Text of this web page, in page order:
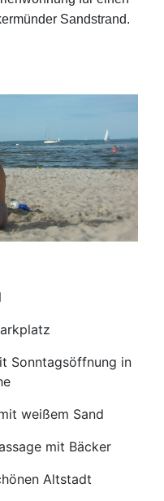
Sandstrand.
Sonntagsöffnung in
weißem Sand
mit Bäcker
Altstadt